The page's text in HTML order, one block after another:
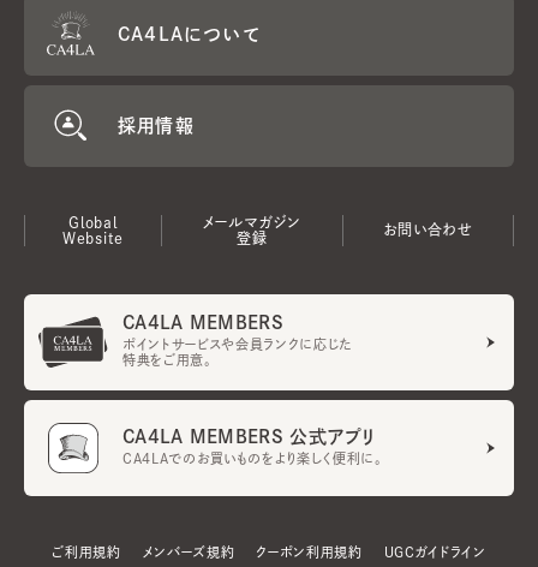
CA4LAについて
採用情報
Global
Website
メールマガジン
登録
お問い合わせ
CA4LA MEMBERS
ポイントサービスや会員ランクに応じた
特典をご用意。
CA4LA MEMBERS 公式アプリ
CA4LAでのお買いものをより楽しく便利に。
ご利用規約 メンバーズ規約 クーポン利用規約 UGCガイドライン